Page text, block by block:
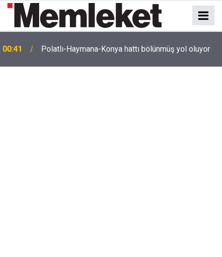
00:41 Polatlı-Haymana-Konya hattı bölünmüş yol oluyor